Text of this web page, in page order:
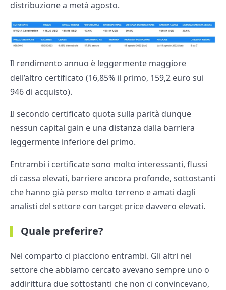
distribuzione a metà agosto.
Il rendimento annuo è leggermente maggiore
dell’altro certificato (16,85% il primo, 159,2 euro sui
946 di acquisto).
Il secondo certificato quota sulla parità dunque
nessun capital gain e una distanza dalla barriera
leggermente inferiore del primo.
Entrambi i certificate sono molto interessanti, flussi
di cassa elevati, barriere ancora profonde, sottostanti
che hanno già perso molto terreno e amati dagli
analisti del settore con target price davvero elevati.
Quale preferire?
Nel comparto ci piacciono entrambi. Gli altri nel
settore che abbiamo cercato avevano sempre uno o
addirittura due sottostanti che non ci convincevano,